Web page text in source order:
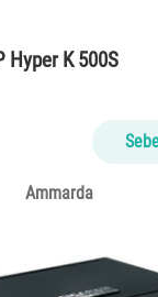
Hyper K 500S
Ammarda